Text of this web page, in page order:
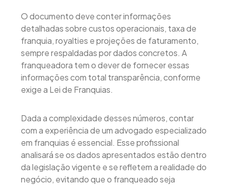
O documento deve conter informações
detalhadas sobre custos operacionais, taxa de
franquia, royalties e projeções de faturamento,
sempre respaldadas por dados concretos. A
franqueadora tem o dever de fornecer essas
informações com total transparência, conforme
exige a Lei de Franquias.
Dada a complexidade desses números, contar
com a experiência de um advogado especializado
em franquias é essencial. Esse profissional
analisará se os dados apresentados estão dentro
da legislação vigente e se refletem a realidade do
negócio, evitando que o franqueado seja